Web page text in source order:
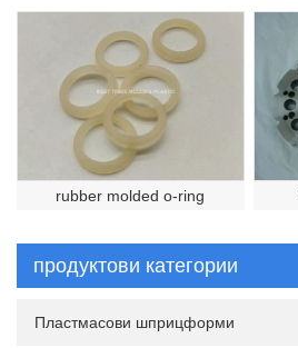
rubber molded o-ring
продуктови категории
Пластмасови шприцформи